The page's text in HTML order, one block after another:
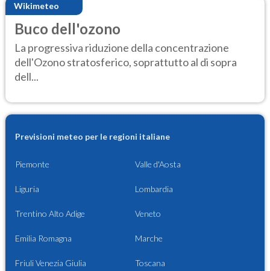
Wikimeteo
Buco dell'ozono
La progressiva riduzione della concentrazione
dell'Ozono stratosferico, soprattutto al di sopra
dell...
Previsioni meteo per le regioni italiane
Piemonte Valle d'Aosta
Liguria Lombardia
Trentino Alto Adige Veneto
Emilia Romagna Marche
Friuli Venezia Giulia Toscana